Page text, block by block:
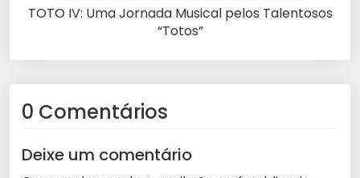
TOTO IV: Uma Jornada Musical pelos Talentosos
“Totos”
0 Comentários
Deixe um comentário